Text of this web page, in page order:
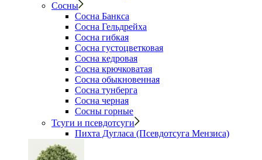
Сосны
Сосна Банкса
Сосна Гельдрейха
Сосна гибкая
Сосна густоцветковая
Сосна кедровая
Сосна крючковатая
Сосна обыкновенная
Сосна тунберга
Сосна черная
Сосны горные
Тсуги и псевдотсуги
Пихта Дугласа (Псевдотсуга Мензиса)